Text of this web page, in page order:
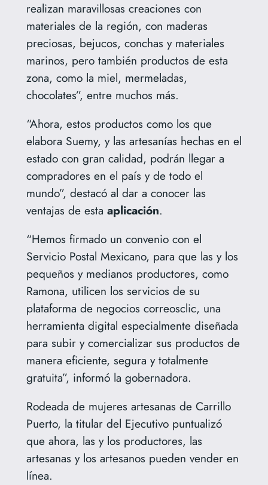
realizan maravillosas creaciones con
materiales de la región, con maderas
preciosas, bejucos, conchas y materiales
marinos, pero también productos de esta
zona, como la miel, mermeladas,
chocolates”, entre muchos más.
“Ahora, estos productos como los que
elabora Suemy, y las artesanías hechas en el
estado con gran calidad, podrán llegar a
compradores en el país y de todo el
mundo”, destacó al dar a conocer las
ventajas de esta aplicación.
“Hemos firmado un convenio con el
Servicio Postal Mexicano, para que las y los
pequeños y medianos productores, como
Ramona, utilicen los servicios de su
plataforma de negocios correosclic, una
herramienta digital especialmente diseñada
para subir y comercializar sus productos de
manera eficiente, segura y totalmente
gratuita”, informó la gobernadora.
Rodeada de mujeres artesanas de Carrillo
Puerto, la titular del Ejecutivo puntualizó
que ahora, las y los productores, las
artesanas y los artesanos pueden vender en
línea.